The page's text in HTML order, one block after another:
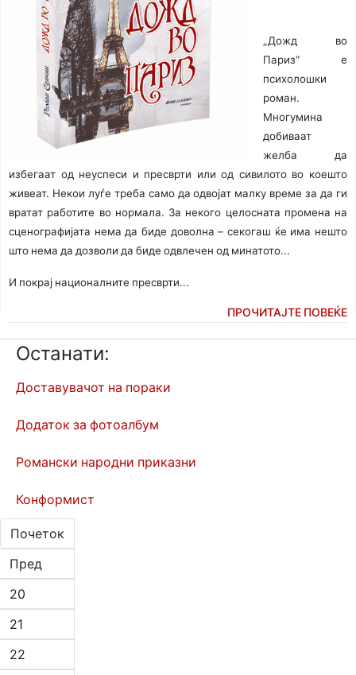
„Дожд во
Париз“ е
психолошки
роман.
Многумина
добиваат
желба да
избегаат од неуспеси и пресврти или од сивилото во коешто
живеат. Некои луѓе треба само да одвојат малку време за да ги
вратат работите во нормала. За некого целосната промена на
сценографијата нема да биде доволна – секогаш ќе има нешто
што нема да дозволи да биде одвлечен од минатото...
И покрај националните пресврти...
ПРОЧИТАЈТЕ ПОВЕЌЕ
Останати:
Доставувачот на пораки
Додаток за фотоалбум
Романски народни приказни
Конформист
Почеток
Пред
20
21
22